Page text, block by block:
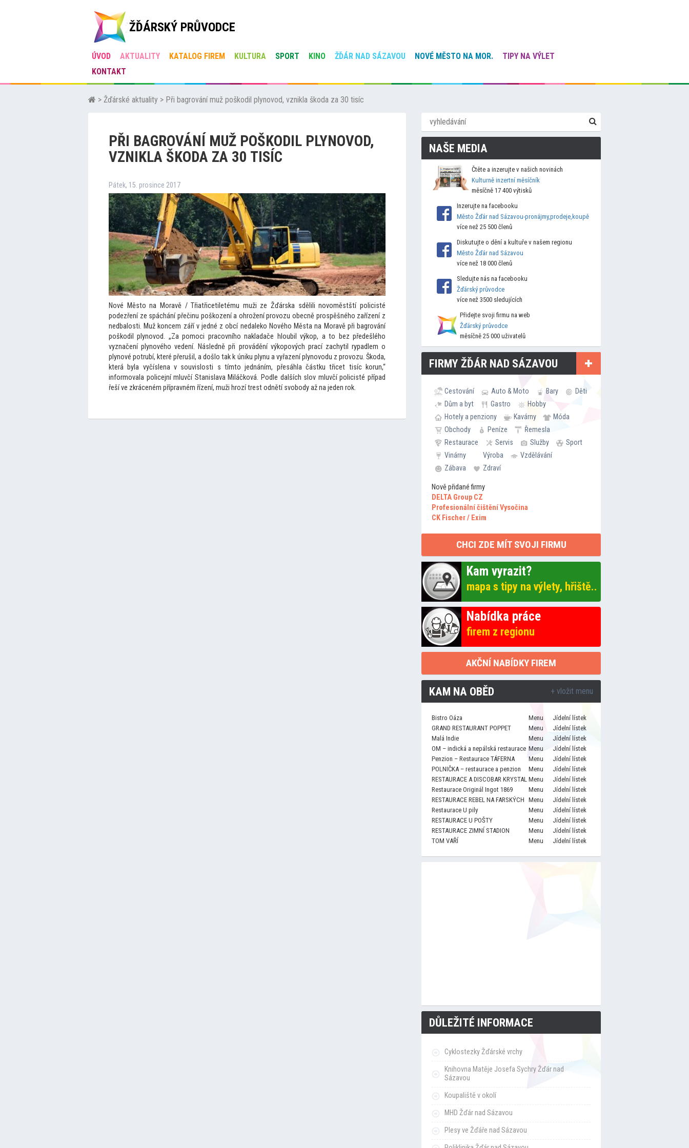
ŽĎÁRSKÝ PRŮVODCE
ÚVOD AKTUALITY KATALOG FIREM KULTURA SPORT KINO ŽĎÁR NAD SÁZAVOU NOVÉ MĚSTO NA MOR.
TIPY NA VÝLET
KONTAKT
> Žďárské aktuality > Při bagrování muž poškodil plynovod, vznikla škoda za 30 tisíc
PŘI BAGROVÁNÍ MUŽ POŠKODIL PLYNOVOD,
VZNIKLA ŠKODA ZA 30 TISÍC
Pátek, 15. prosince 2017
Nové Město na Moravě / Třiatřicetiletému muži ze Žďárska sdělili novoměstští policisté
podezření ze spáchání přečinu poškození a ohrožení provozu obecně prospěšného zařízení z
nedbalosti. Muž koncem září v jedné z obcí nedaleko Nového Města na Moravě při bagrování
poškodil plynovod. „Za pomoci pracovního nakladače hloubil výkop, ato bez předešlého
vyznačení plynového vedení. Následně při provádění výkopových prací zachytil rypadlem o
plynové potrubí, které přerušil, a došlo tak k úniku plynu a vyřazení plynovodu z provozu. Škoda,
která byla vyčíslena v souvislosti s tímto jednáním, přesáhla částku třicet tisíc korun,“
informovala policejní mluvčí Stanislava Miláčková. Podle dalších slov mluvčí policisté případ
řeší ve zkráceném přípravném řízení, muži hrozí trest odnětí svobody až na jeden rok.
NAŠE MEDIA
Čtěte a inzerujte v našich novinách
Kulturně inzertní měsíčník
měsíčně 17 400 výtisků
Inzerujte na facebooku
Město Žďár nad Sázavou-pronájmy,prodeje,koupě
více než 25 500 členů
Diskutujte o dění a kultuře v našem regionu
Město Žďár nad Sázavou
více než 18 000 členů
Sledujte nás na facebooku
Žďárský průvodce
více než 3500 sledujících
Přidejte svoji firmu na web
Žďárský průvodce
měsíčně 25 000 uživatelů
FIRMY ŽĎÁR NAD SÁZAVOU
Cestování Auto & Moto Bary
Děti
Dům a byt
Gastro
Hobby
Hotely a penziony
Kavárny
Móda
Obchody
Peníze
Řemesla
Restaurace
Servis Služby
Sport
Vinárny
Výroba
Vzdělávání
Zábava
Zdraví
Nově přidané firmy
DELTA Group CZ
Profesionální čištění Vysočina
CK Fischer / Exim
CHCI ZDE MÍT SVOJI FIRMU
Kam vyrazit?
mapa s tipy na výlety, hřiště..
Nabídka práce
firem z regionu
AKČNÍ NABÍDKY FIREM
KAM NA OBĚD + vložit menu
Bistro Oáza Menu
Jídelní lístek
GRAND RESTAURANT POPPET
Menu
Jídelní lístek
Malá Indie
Menu
Jídelní lístek
OM – indická a nepálská restaurace Menu
Jídelní lístek
Penzion – Restaurace TÁFERNA
Menu
Jídelní lístek
POLNIČKA – restaurace a penzion
Menu
Jídelní lístek
RESTAURACE A DISCOBAR KRYSTAL Menu
Jídelní lístek
Restaurace Originál Ingot 1869
Menu
Jídelní lístek
RESTAURACE REBEL NA FARSKÝCH Menu
Jídelní lístek
Restaurace U pily
Menu
Jídelní lístek
RESTAURACE U POŠTY
Menu
Jídelní lístek
RESTAURACE ZIMNÍ STADION
Menu
Jídelní lístek
TOM VAŘÍ
Menu Jídelní lístek
DŮLEŽITÉ INFORMACE
Cyklostezky Žďárské vrchy
Knihovna Matěje Josefa Sychry Žďár nad
Sázavou
Koupaliště v okolí
MHD Žďár nad Sázavou
Plesy ve Žďáře nad Sázavou